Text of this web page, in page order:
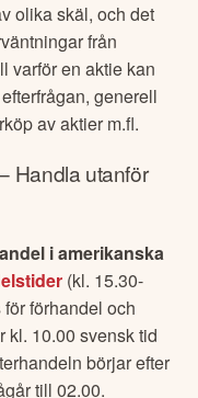
olika skäl, och det
från
varför en aktie kan
generell
av aktier m.fl.
Handla utanför
i amerikanska
(kl. 15.30-
förhandel och
kl. 10.00 svensk tid
börjar efter
till 02.00.